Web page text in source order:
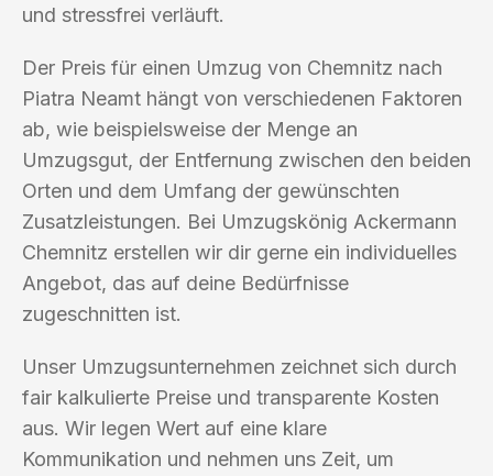
und stressfrei verläuft.
Der Preis für einen Umzug von Chemnitz nach
Piatra Neamt hängt von verschiedenen Faktoren
ab, wie beispielsweise der Menge an
Umzugsgut, der Entfernung zwischen den beiden
Orten und dem Umfang der gewünschten
Zusatzleistungen. Bei Umzugskönig Ackermann
Chemnitz erstellen wir dir gerne ein individuelles
Angebot, das auf deine Bedürfnisse
zugeschnitten ist.
Unser Umzugsunternehmen zeichnet sich durch
fair kalkulierte Preise und transparente Kosten
aus. Wir legen Wert auf eine klare
Kommunikation und nehmen uns Zeit, um